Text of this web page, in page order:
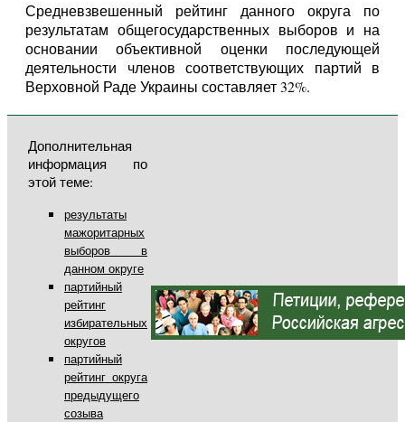
Средневзвешенный рейтинг данного округа по
результатам общегосударственных выборов и на
основании объективной оценки последующей
деятельности членов соответствующих партий в
Верховной Раде Украины составляет 32%.
Дополнительная
информация по
этой теме:
результаты
мажоритарных
выборов в
данном округе
партийный
рейтинг
избирательных
округов
партийный
рейтинг округа
предыдущего
созыва